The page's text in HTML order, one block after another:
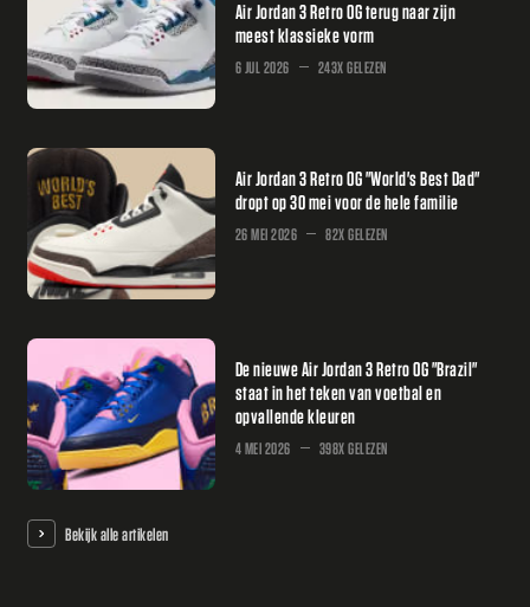
Air Jordan 3 Retro OG terug naar zijn
meest klassieke vorm
6 JUL 2026 243X GELEZEN
Air Jordan 3 Retro OG "World's Best Dad"
dropt op 30 mei voor de hele familie
26 MEI 2026 82X GELEZEN
De nieuwe Air Jordan 3 Retro OG "Brazil"
staat in het teken van voetbal en
opvallende kleuren
4 MEI 2026 398X GELEZEN
Bekijk alle artikelen